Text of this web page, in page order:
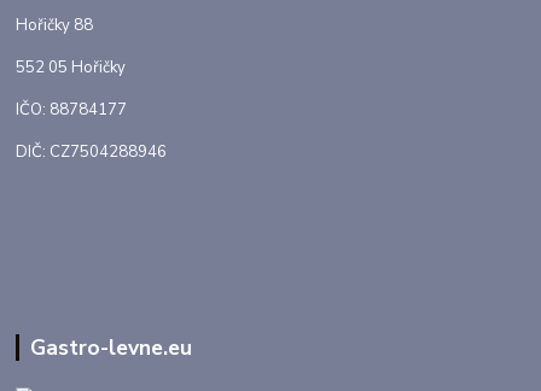
Hořičky 88
552 05 Hořičky
IČO: 88784177
DIČ: CZ7504288946
Gastro-levne.eu